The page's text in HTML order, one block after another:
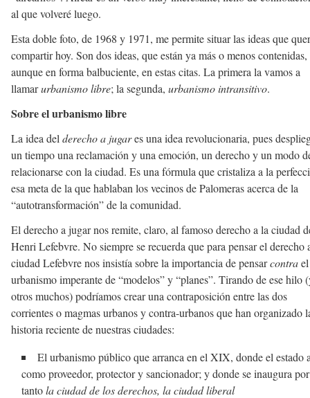
al que volveré luego.
Esta doble foto, de 1968 y 1971, me permite situar las ideas que
compartir hoy. Son dos ideas, que están ya más o menos contenidas,
aunque en forma balbuciente, en estas citas. La primera la vamos a
llamarurbanismo libre; la segunda, urbanismo intransitivo.
Sobre el urbanismo libre
La idea del derecho a jugares una idea revolucionaria, pues
un tiempo una reclamación y una emoción, un derecho y un modo
relacionarse con la ciudad. Es una fórmula que cristaliza a la
esa meta de la que hablaban los vecinos de Palomeras acerca de la
“autotransformación” de la comunidad.
El derecho a jugar nos remite, claro, al famoso derecho a la ciudad
Henri Lefebvre. No siempre se recuerda que para pensar el derecho
ciudad Lefebvre nos insistía sobre la importancia de pensarcontrael
urbanismo imperante de “modelos” y “planes”. Tirando de ese hilo
otros muchos) podríamos crear una contraposición entre las dos
corrientes o magmas urbanos y contra-urbanos que han organizado
historia reciente de nuestras ciudades:
El urbanismo público que arranca en el XIX, donde el estado
como proveedor, protector y sancionador; y donde se inaugura por
tantola ciudad de los derechos, la ciudad liberal